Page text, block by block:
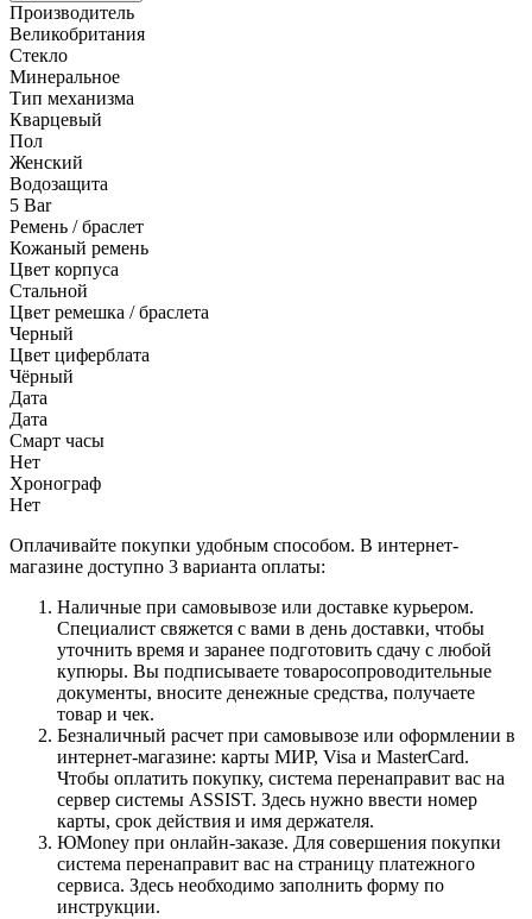
Производитель
Великобритания
Стекло
Минеральное
Тип механизма
Кварцевый
Пол
Женский
Водозащита
5 Bar
Ремень / браслет
Кожаный ремень
Цвет корпуса
Стальной
Цвет ремешка / браслета
Черный
Цвет циферблата
Чёрный
Дата
Дата
Смарт часы
Нет
Хронограф
Нет
Оплачивайте покупки удобным способом. В интернет-
магазине доступно 3 варианта оплаты:
Наличные при самовывозе или доставке курьером.
Специалист свяжется с вами в день доставки, чтобы
уточнить время и заранее подготовить сдачу с любой
купюры. Вы подписываете товаросопроводительные
документы, вносите денежные средства, получаете
товар и чек.
Безналичный расчет при самовывозе или оформлении в
интернет-магазине: карты МИР, Visa и MasterCard.
Чтобы оплатить покупку, система перенаправит вас на
сервер системы ASSIST. Здесь нужно ввести номер
карты, срок действия и имя держателя.
ЮMoney при онлайн-заказе. Для совершения покупки
система перенаправит вас на страницу платежного
сервиса. Здесь необходимо заполнить форму по
инструкции.